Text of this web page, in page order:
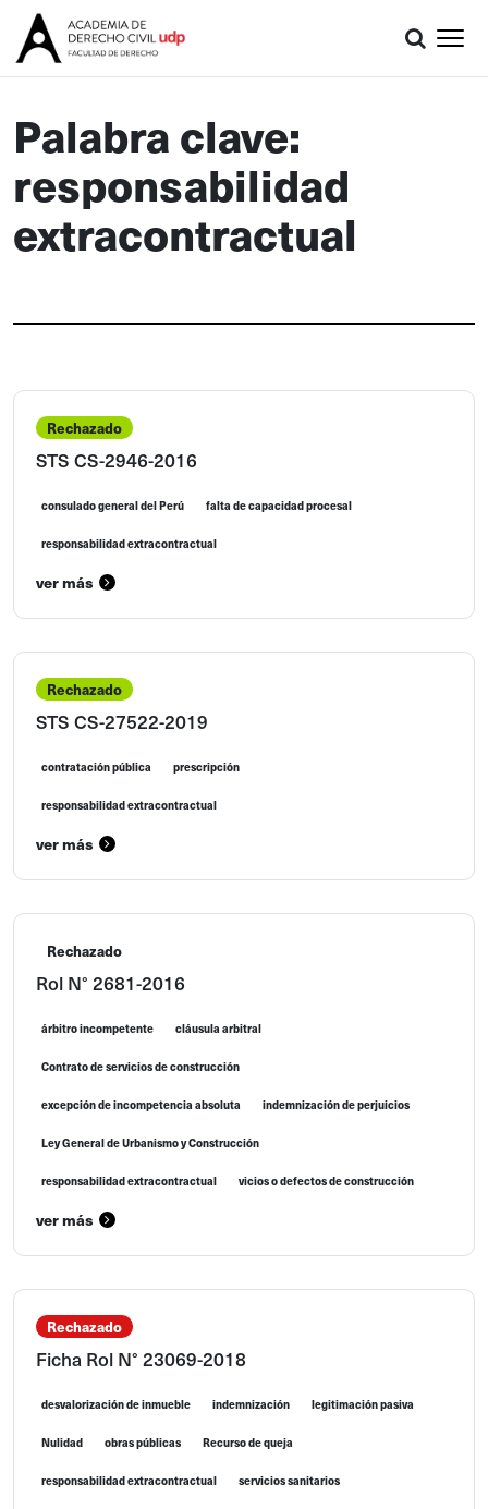
Palabra clave:
responsabilidad
extracontractual
Rechazado
STS CS-2946-2016
consulado general del Perú falta de capacidad procesal
responsabilidad extracontractual
ver más
Rechazado
STS CS-27522-2019
contratación pública prescripción
responsabilidad extracontractual
ver más
Rechazado
Rol N° 2681-2016
árbitro incompetente cláusula arbitral
Contrato de servicios de construcción
excepción de incompetencia absoluta indemnización de perjuicios
Ley General de Urbanismo y Construcción
responsabilidad extracontractual vicios o defectos de construcción
ver más
Rechazado
Ficha Rol N° 23069-2018
desvalorización de inmueble indemnización legitimación pasiva
Nulidad obras públicas Recurso de queja
responsabilidad extracontractual servicios sanitarios